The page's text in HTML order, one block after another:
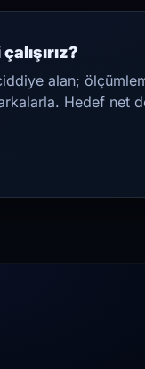
alan;
Hedef net